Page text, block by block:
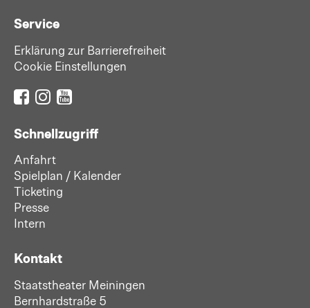
Service
Erklärung zur Barrierefreiheit
Cookie Einstellungen
Schnellzugriff
Anfahrt
Spielplan / Kalender
Ticketing
Presse
Intern
Kontakt
Staatstheater Meiningen
Bernhardstraße 5